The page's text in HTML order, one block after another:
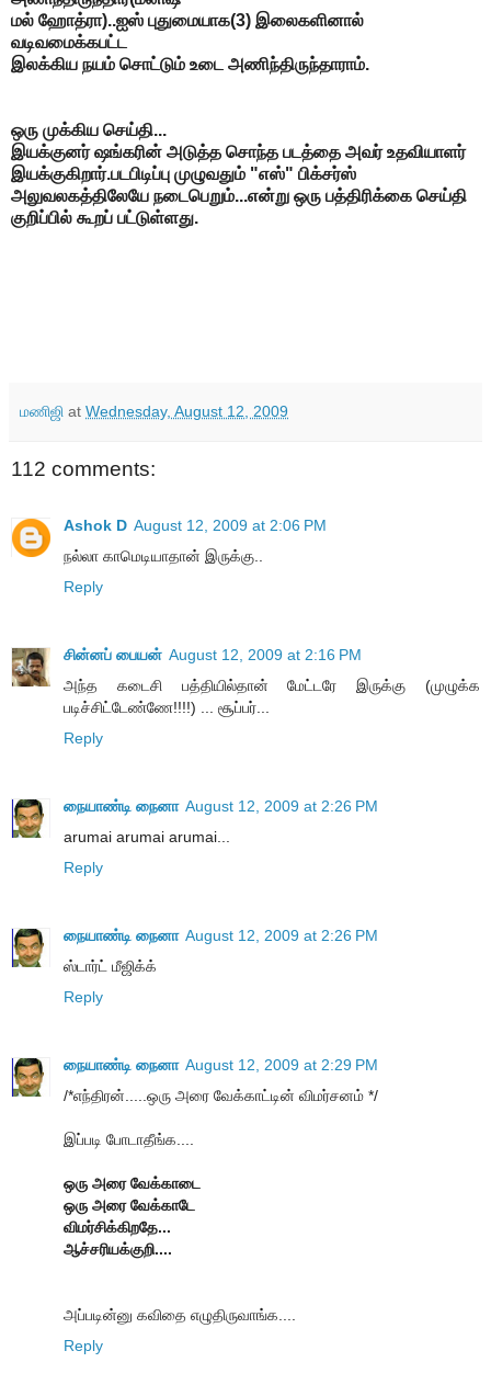
மல் ஹோத்ரா)..ஐஸ் புதுமையாக(3) இலைகளினால்
வடிவமைக்கபட்ட
இலக்கிய நயம் சொட்டும் உடை அணிந்திருந்தாராம்.
ஒரு முக்கிய செய்தி...
இயக்குனர் ஷங்கரின் அடுத்த சொந்த படத்தை அவர் உதவியாளர்
இயக்குகிறார்.படபிடிப்பு முழுவதும் "எஸ்" பிக்சர்ஸ்
அலுவலகத்திலேயே நடைபெறும்...என்று ஒரு பத்திரிக்கை செய்தி
குறிப்பில் கூறப் பட்டுள்ளது.
மணிஜி at Wednesday, August 12, 2009
112 comments:
Ashok D August 12, 2009 at 2:06 PM
நல்லா காமெடியாதான் இருக்கு..
Reply
சின்னப் பையன் August 12, 2009 at 2:16 PM
அந்த கடைசி பத்தியில்தான் மேட்டரே இருக்கு (முழுக்க
படிச்சிட்டேண்ணே!!!!) ... சூப்பர்...
Reply
நையாண்டி நைனா August 12, 2009 at 2:26 PM
arumai arumai arumai...
Reply
நையாண்டி நைனா August 12, 2009 at 2:26 PM
ஸ்டார்ட் மீஜிக்க்
Reply
நையாண்டி நைனா August 12, 2009 at 2:29 PM
/*எந்திரன்.....ஒரு அரை வேக்காட்டின் விமர்சனம் */
இப்படி போடாதீங்க....
ஒரு அரை வேக்காடை
ஒரு அரை வேக்காடே
விமர்சிக்கிறதே...
ஆச்சரியக்குறி....
அப்படின்னு கவிதை எழுதிருவாங்க....
Reply